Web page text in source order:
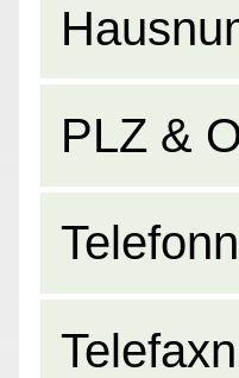
PLZ &